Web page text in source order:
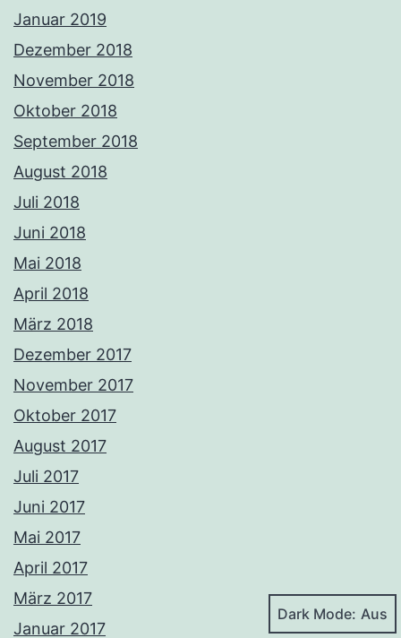
Januar 2019
Dezember 2018
November 2018
Oktober 2018
September 2018
August 2018
Juli 2018
Juni 2018
Mai 2018
April 2018
März 2018
Dezember 2017
November 2017
Oktober 2017
August 2017
Juli 2017
Juni 2017
Mai 2017
April 2017
März 2017
Januar 2017
Dark Mode: